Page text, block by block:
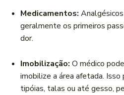
Medicamentos:
geralmente os primeiros
dor.
Imobilização: O médico
imobilize a área afetada.
tipóias, talas ou até gesso,